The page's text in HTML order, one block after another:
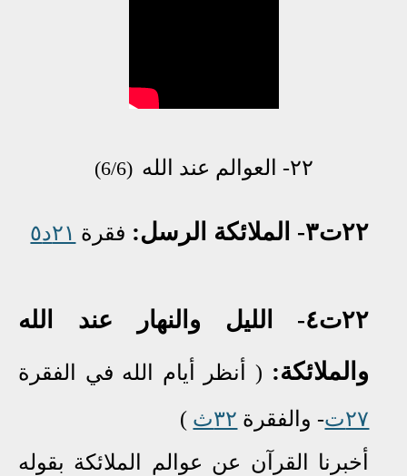
٢٢- العوالم عند الله (6/6)
٢٢ت٣ - الملائكة الرسل: فقرة ٢١د٥
٢٢ت٤-
الليل والنهار عند الله
والملائكة: ( أنظر أيام الله في الفقرة
٢٧ت
- والفقرة ٣٢ث
)
أخبرنا القرآن عن عوالم الملائكة بقوله